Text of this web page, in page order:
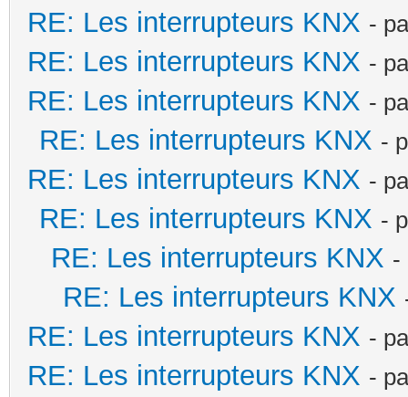
RE: Les interrupteurs KNX -
RE: Les interrupteurs KNX -
RE: Les interrupteurs KNX -
RE: Les interrupteurs KNX -
RE: Les interrupteurs KNX -
RE: Les interrupteurs KNX -
RE: Les interrupteurs KNX -
RE: Les interrupteurs KNX
RE: Les interrupteurs KNX -
RE: Les interrupteurs KNX -